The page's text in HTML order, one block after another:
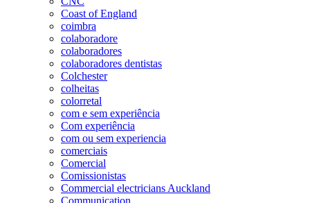
Coast of England
coimbra
colaboradore
colaboradores
colaboradores dentistas
Colchester
colheitas
colorretal
com e sem experiência
Com experiência
com ou sem experiencia
comerciais
Comercial
Comissionistas
Commercial electricians Auckland
Communication